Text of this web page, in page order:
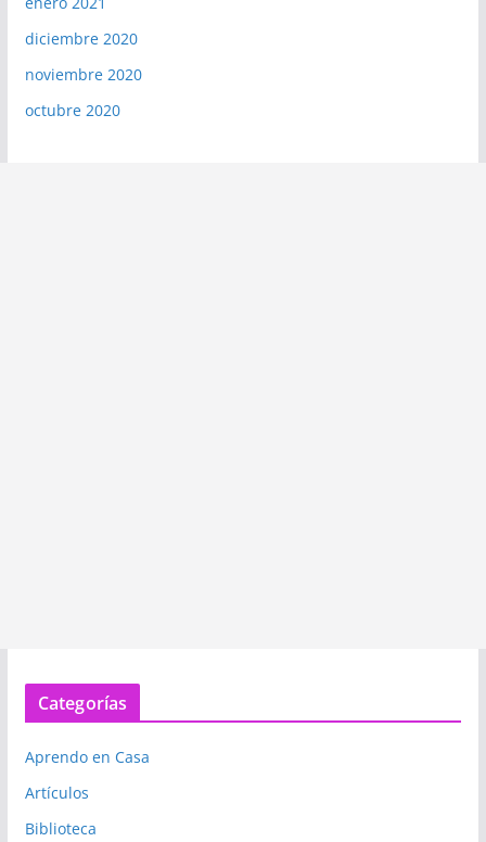
diciembre 2020
noviembre 2020
octubre 2020
Categorías
Aprendo en Casa
Artículos
Biblioteca